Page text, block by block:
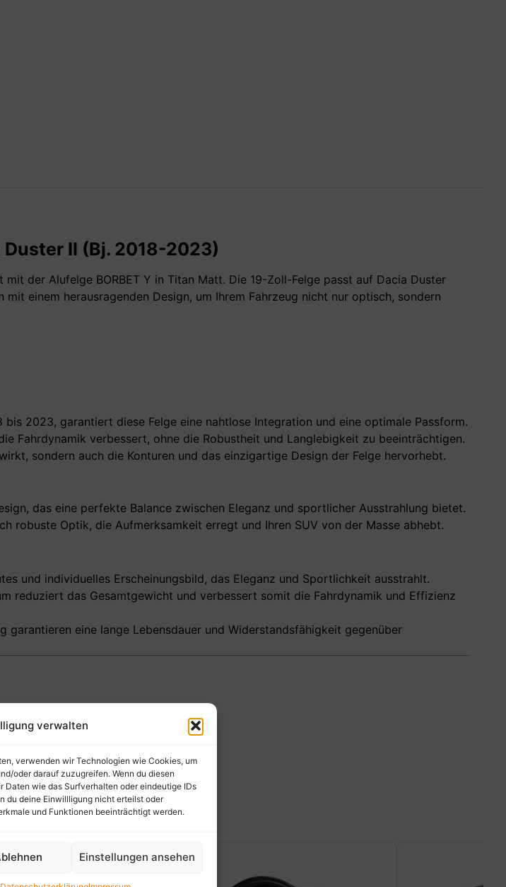
verwalten
verwenden wir Technologien wie Cookies, um
oder darauf zuzugreifen. Wenn du diesen
Daten wie das Surfverhalten oder eindeutige IDs
du deine Einwillligung nicht erteilst oder
und Funktionen beeinträchtigt werden.
Einstellungen ansehen
II (Bj. 2018-2023)
der Alufelge BORBET Y in Titan Matt. Die 19-Zoll-Felge passt auf Dacia Duster
einem herausragenden Design, um Ihrem Fahrzeug nicht nur optisch, sondern
2023, garantiert diese Felge eine nahtlose Integration und eine optimale Passform.
Fahrdynamik verbessert, ohne die Robustheit und Langlebigkeit zu beeinträchtigen.
sondern auch die Konturen und das einzigartige Design der Felge hervorhebt.
das eine perfekte Balance zwischen Eleganz und sportlicher Ausstrahlung bietet.
robuste Optik, die Aufmerksamkeit erregt und Ihren SUV von der Masse abhebt.
und individuelles Erscheinungsbild, das Eleganz und Sportlichkeit ausstrahlt.
reduziert das Gesamtgewicht und verbessert somit die Fahrdynamik und Effizienz
garantieren eine lange Lebensdauer und Widerstandsfähigkeit gegenüber